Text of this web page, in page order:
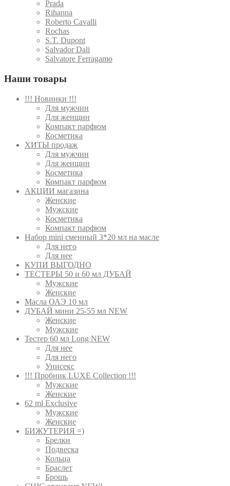
Prada
Rihanna
Roberto Cavalli
Rochas
S.T. Dupont
Salvador Dali
Salvatore Ferragamo
Наши товары
!!! Новинки !!!
Для мужчин
Для женщин
Компакт парфюм
Косметика
ХИТЫ продаж
Для мужчин
Для женщин
Косметика
Компакт парфюм
АКЦИИ магазина
Женские
Мужские
Косметика
Компакт парфюм
Набор mini сменный 3*20 мл на масле
Для него
Для нее
КУПИ ВЫГОДНО
ТЕСТЕРЫ 50 и 60 мл ДУБАЙ
Мужские
Женские
Масла ОАЭ 10 мл
ДУБАЙ мини 25-55 мл NEW
Женские
Мужские
Тестер 60 мл Long NEW
Для нее
Для него
Унисекс
!!! Пробник LUXE Collection !!!
Мужские
Женские
62 ml Exclusive
Мужские
Женские
БИЖУТЕРИЯ =)
Брелки
Подвеска
Кольца
Браслет
Брошь